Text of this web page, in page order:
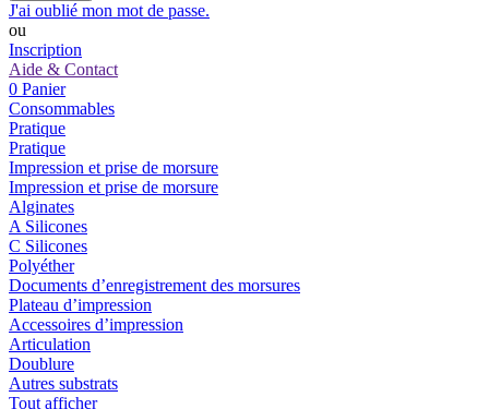
J'ai oublié mon mot de passe.
ou
Inscription
Aide & Contact
0 Panier
Consommables
Pratique
Pratique
Impression et prise de morsure
Impression et prise de morsure
Alginates
A Silicones
C Silicones
Polyéther
Documents d’enregistrement des morsures
Plateau d’impression
Accessoires d’impression
Articulation
Doublure
Autres substrats
Tout afficher